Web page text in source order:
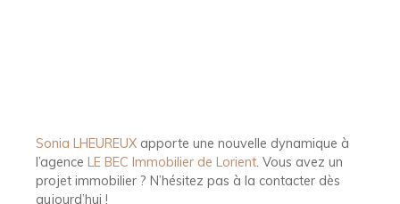
Sonia LHEUREUX apporte une nouvelle dynamique à
l’agence LE BEC Immobilier de Lorient. Vous avez un
projet immobilier ? N’hésitez pas à la contacter dès
aujourd’hui !